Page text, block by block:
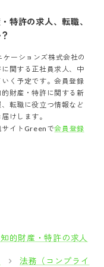
特許の求人、転職、
ケーションズ株式会社の
に関する正社員求人、中
く予定です。会員登録
財産・特許 に関する新
転職に役立つ情報など
けします。
サイトGreenで会員登録
的財産・特許の求人
法務（コンプライ